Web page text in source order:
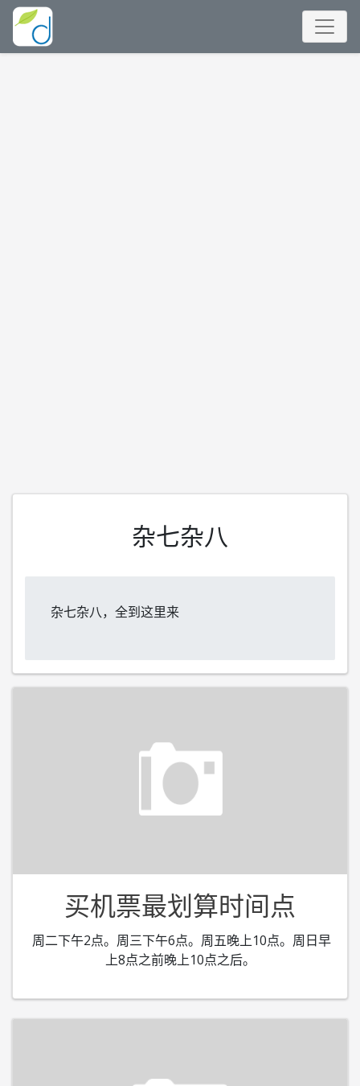
杂七杂八
杂七杂八，全到这里来
买机票最划算时间点
周二下午2点。周三下午6点。周五晚上10点。周日早
上8点之前晚上10点之后。